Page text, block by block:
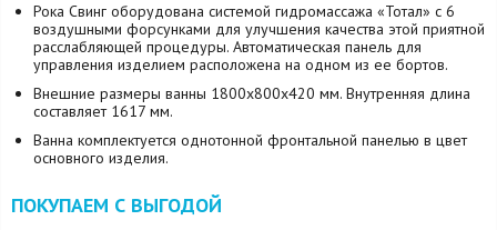
Рока Свинг оборудована системой гидромассажа «Тотал» с 6
воздушными форсунками для улучшения качества этой приятной
расслабляющей процедуры. Автоматическая панель для
управления изделием расположена на одном из ее бортов.
Внешние размеры ванны 1800х800х420 мм. Внутренняя длина
составляет 1617 мм.
Ванна комплектуется однотонной фронтальной панелью в цвет
основного изделия.
ПОКУПАЕМ С ВЫГОДОЙ